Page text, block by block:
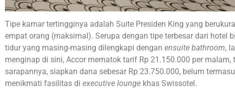
Tipe kamar tertingginya adalah Suite Presiden King yang
empat orang (maksimal). Serupa dengan tipe terbesar dari hotel
tidur yang masing-masing dilengkapi dengan ensuite bathroom,
menginap di sini, Accor mematok tarif Rp 21.150.000 per
sarapannya, siapkan dana sebesar Rp 23.750.000, belum
menikmati fasilitas di executive lounge khas Swissotel.